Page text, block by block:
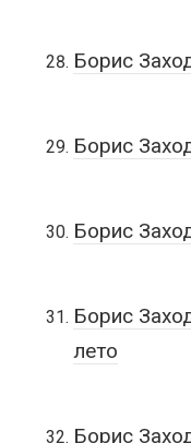
Борис
Борис
Борис
Борис
лето
Борис